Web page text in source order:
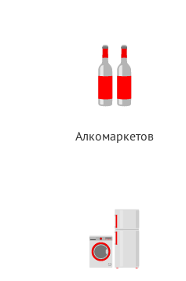
Алкомаркетов